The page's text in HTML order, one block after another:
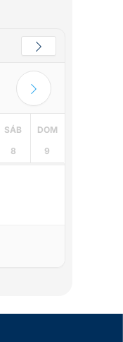
SÁB
8
DOM
9